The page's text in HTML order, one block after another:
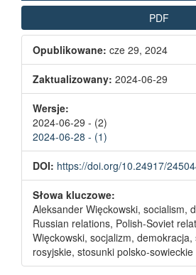
PDF
Opublikowane: cze 29, 2024
Zaktualizowany: 2024-06-29
Wersje:
2024-06-29 - (2)
2024-06-28 - (1)
DOI: https://doi.org/10.24917/
Słowa kluczowe:
Aleksander Więckowski, socialism,
Russian relations, Polish-Soviet
Więckowski, socjalizm,
rosyjskie, stosunki polsko-sowieckie